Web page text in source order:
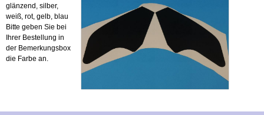
glänzend, silber,
weiß, rot, gelb, blau
Bitte geben Sie bei
Ihrer Bestellung in
der Bemerkungsbox
die Farbe an.